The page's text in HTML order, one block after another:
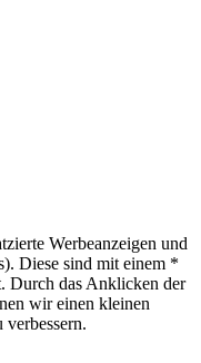
Werbeanzeigen und
Diese sind mit einem *
Durch das Anklicken der
wir einen kleinen